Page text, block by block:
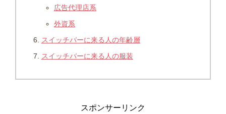
広告代理店系
外資系
スイッチバーに来る人の年齢層
スイッチバーに来る人の服装
スポンサーリンク